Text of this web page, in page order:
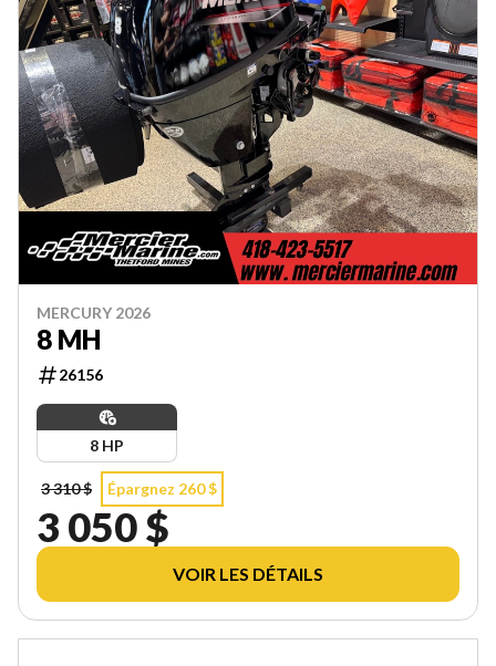
MERCURY 2026
8 MH
26156
8 HP
3 310 $ Épargnez 260 $
3 050 $
VOIR LES DÉTAILS